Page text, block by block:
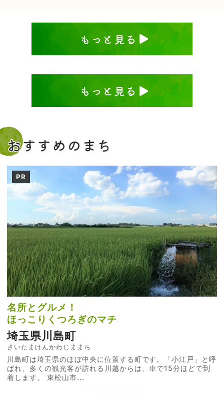
もっと見る
もっと見る
おすすめのまち
PR
名所とグルメ！
ほっこりくつろぎのマチ
埼玉県川島町
さいたまけんかわじままち
川島町は埼玉県のほぼ中央に位置する町です。「小江戸」と呼
ばれ、多くの観光客が訪れる川越からは、車で15分ほどで到
着します。 東松山市...